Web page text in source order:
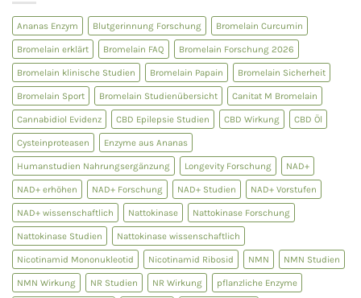
Fibrinolyse
Ananas Enzym Blutgerinnung Forschung Bromelain Curcumin
Bromelain erklärt Bromelain FAQ Bromelain Forschung 2026
Bromelain klinische Studien Bromelain Papain Bromelain Sicherheit
Bromelain Sport Bromelain Studienübersicht Canitat M Bromelain
Cannabidiol Evidenz CBD Epilepsie Studien CBD Wirkung CBD Öl
Cysteinproteasen Enzyme aus Ananas
Humanstudien Nahrungsergänzung Longevity Forschung NAD+
NAD+ erhöhen NAD+ Forschung NAD+ Studien NAD+ Vorstufen
NAD+ wissenschaftlich Nattokinase Nattokinase Forschung
Nattokinase Studien Nattokinase wissenschaftlich
Nicotinamid Mononukleotid Nicotinamid Ribosid NMN NMN Studien
NMN Wirkung NR Studien NR Wirkung pflanzliche Enzyme